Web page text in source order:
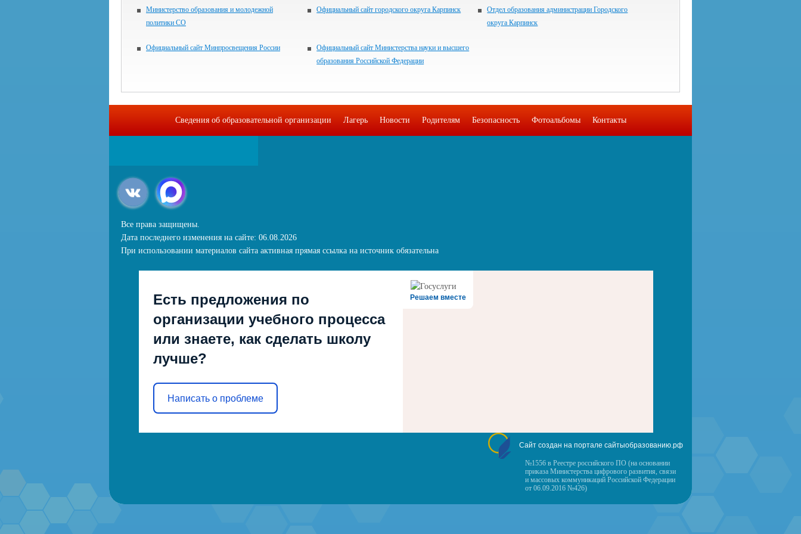
Министерство образования и молодежной
политики СО
Официальный сайт городского округа Карпинск
Отдел образования администрации Городского
округа Карпинск
Официальный сайт Минпросвещения России
Официальный сайт Министерства науки и высшего
образования Российской Федерации
Сведения об образовательной организации Лагерь Новости Родителям Безопасность Фотоальбомы Контакты
Все права защищены.
Дата последнего изменения на сайте: 06.08.2026
При использовании материалов сайта активная прямая ссылка на источник обязательна
Решаем вместе
Есть предложения по
организации учебного процесса
или знаете, как сделать школу
лучше?
Написать о проблеме
Сайт создан на портале сайтыобразованию.рф
№1556 в Реестре российского ПО (на основании
приказа Министерства цифрового развития, связи
и массовых коммуникаций Российской Федерации
от 06.09.2016 №426)